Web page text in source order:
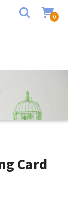
0
Card